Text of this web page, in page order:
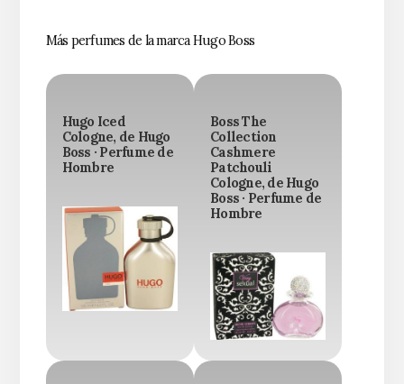
Más perfumes de la marca Hugo Boss
Hugo Iced
Cologne, de Hugo
Boss · Perfume de
Hombre
Boss The
Collection
Cashmere
Patchouli
Cologne, de Hugo
Boss · Perfume de
Hombre